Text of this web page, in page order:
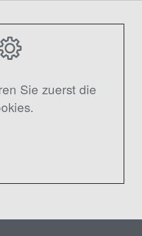
Sie zuerst die